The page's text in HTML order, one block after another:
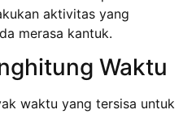
aktivitas yang
merasa kantuk.
Waktu
waktu yang tersisa untuk